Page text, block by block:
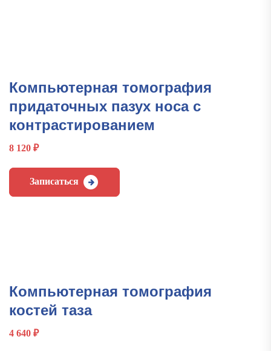
Компьютерная томография
придаточных пазух носа с
контрастированием
8 120 ₽
Записаться
Компьютерная томография
костей таза
4 640 ₽